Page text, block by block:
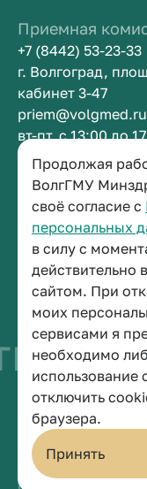
Продолжая
ВолгГМУ
своё согласие с
персональных
в силу с
действительно
сайтом. При
моих
сервисами я
необходимо
использование
отключить
браузера.
Принять
Приемная
+7 (8442) 53-23-33
г. Волгоград,
кабинет 3-47
priem@volgmed.ru
вт-пт, с 13:00 до
Приемная
+7 (8442) 38-50-05
г. Волгоград,
кабинет 3-11
post@volgmed.ru
пн-пт, с 08.30 до
© 2026 Волгоградский
Политика
Политика по обработке
Пользовательское